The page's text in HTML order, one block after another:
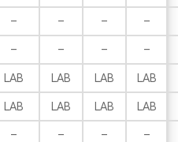
– – – –
– – – –
LAB LAB LAB LAB
LAB LAB LAB LAB
– – – –